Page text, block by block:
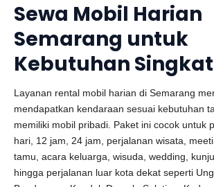
Sewa Mobil Harian
Semarang untuk
Kebutuhan Singkat
Layanan rental mobil harian di Semarang
mendapatkan kendaraan sesuai kebutuhan
memiliki mobil pribadi. Paket ini cocok untuk
hari, 12 jam, 24 jam, perjalanan wisata,
tamu, acara keluarga, wisuda, wedding,
hingga perjalanan luar kota dekat seperti